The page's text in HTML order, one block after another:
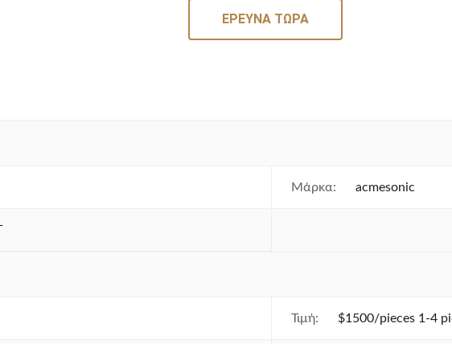
ΈΡΕΥΝΑ ΤΏΡΑ
Μάρκα: acmesonic
Τιμή: $1500/pieces 1-4